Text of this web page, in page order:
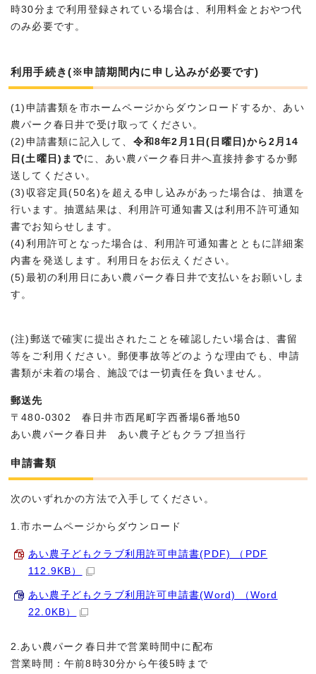
時30分まで利用登録されている場合は、利用料金とおやつ代
のみ必要です。
利用手続き(※申請期間内に申し込みが必要です)
(1)申請書類を市ホームページからダウンロードするか、あい
農パーク春日井で受け取ってください。
(2)申請書類に記入して、 令和8年2月1日(日曜日)から2月14
日(土曜日)までに、あい農パーク春日井へ直接持参するか郵
送してください。
(3)収容定員(50名)を超える申し込みがあった場合は、抽選を
行います。抽選結果は、利用許可通知書又は利用不許可通知
書でお知らせします。
(4)利用許可となった場合は、利用許可通知書とともに詳細案
内書を発送します。利用日をお伝えください。
(5)最初の利用日にあい農パーク春日井で支払いをお願いしま
す。
(注)郵送で確実に提出されたことを確認したい場合は、書留
等をご利用ください。郵便事故等どのような理由でも、申請
書類が未着の場合、施設では一切責任を負いません。
郵送先
〒480-0302 春日井市西尾町字西番場6番地50
あい農パーク春日井 あい農子どもクラブ担当行
申請書類
次のいずれかの方法で入手してください。
1.市ホームページからダウンロード
あい農子どもクラブ利用許可申請書(PDF) （PDF
112.9KB）
あい農子どもクラブ利用許可申請書(Word) （Word
22.0KB）
2.あい農パーク春日井で営業時間中に配布
営業時間：午前8時30分から午後5時まで